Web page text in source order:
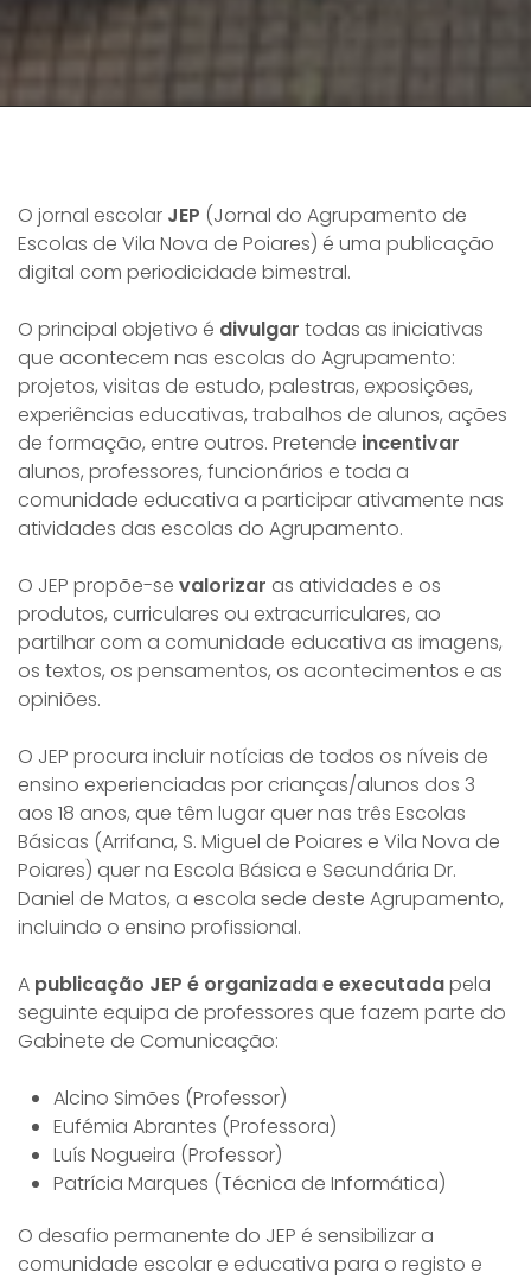
O jornal escolar JEP (Jornal do Agrupamento de
Escolas de Vila Nova de Poiares) é uma publicação
digital com periodicidade bimestral.
O principal objetivo é divulgar todas as iniciativas
que acontecem nas escolas do Agrupamento:
projetos, visitas de estudo, palestras, exposições,
experiências educativas, trabalhos de alunos, ações
de formação, entre outros. Pretende incentivar
alunos, professores, funcionários e toda a
comunidade educativa a participar ativamente nas
atividades das escolas do Agrupamento.
O JEP propõe-se valorizar as atividades e os
produtos, curriculares ou extracurriculares, ao
partilhar com a comunidade educativa as imagens,
os textos, os pensamentos, os acontecimentos e as
opiniões.
O JEP procura incluir notícias de todos os níveis de
ensino experienciadas por crianças/alunos dos 3
aos 18 anos, que têm lugar quer nas três Escolas
Básicas (Arrifana, S. Miguel de Poiares e Vila Nova de
Poiares) quer na Escola Básica e Secundária Dr.
Daniel de Matos, a escola sede deste Agrupamento,
incluindo o ensino profissional.
A publicação JEP é organizada e executadapela
seguinte equipa de professores que fazem parte do
Gabinete de Comunicação:
Alcino Simões (Professor)
Eufémia Abrantes (Professora)
Luís Nogueira (Professor)
Patrícia Marques (Técnica de Informática)
O desafio permanente do JEP é sensibilizar a
comunidade escolar e educativa para o registo e